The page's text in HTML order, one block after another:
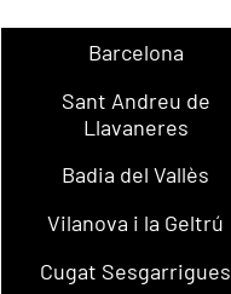
Barcelona
Sant Andreu de
Llavaneres
Badia del Vallès
Vilanova i la Geltrú
Cugat Sesgarrigues